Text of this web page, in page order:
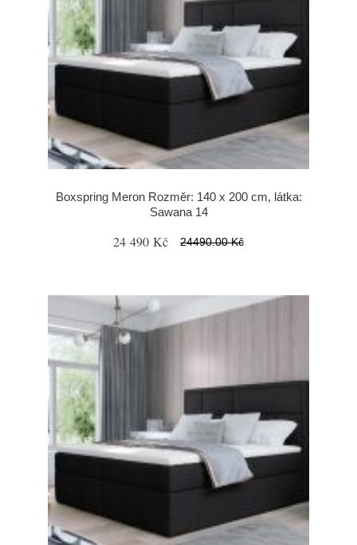
Boxspring Meron Rozměr: 140 x 200 cm, látka:
Sawana 14
24 490 Kč 24490.00 Kč